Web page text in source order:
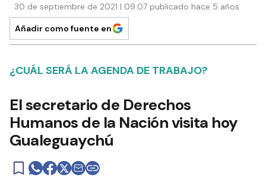
30 de septiembre de 2021 | 09:07 publicado hace 5 años
Añadir como fuente en
¿CUÁL SERÁ LA AGENDA DE TRABAJO?
El secretario de Derechos
Humanos de la Nación visita hoy
Gualeguaychú